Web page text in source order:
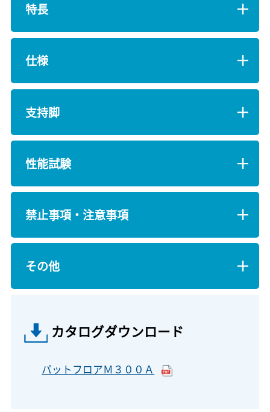
特長
仕様
支持脚
性能試験
禁止事項・注意事項
その他
カタログダウンロード
パットフロアＭ３００Ａ